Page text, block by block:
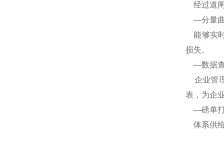
经过道
—分量曲
能够实
损失。
—数据查
企业管
表，为企
—磅单
体系供